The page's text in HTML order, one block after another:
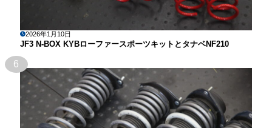
2026年1月10日
JF3 N-BOX KYBローファースポーツキットとタナベNF210
6